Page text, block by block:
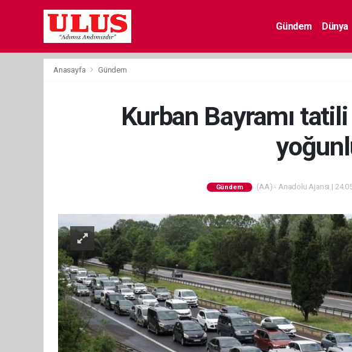
Gündem Dünya
Anasayfa Gündem
Kurban Bayramı
Gündem (AA) - Anadolu Ajansı |